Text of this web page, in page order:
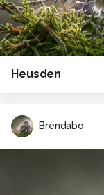
Heusden
Brendabo